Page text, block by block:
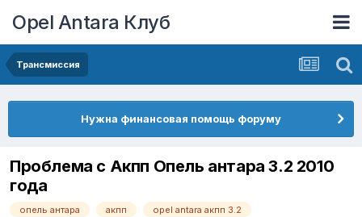
Opel Antara Клуб
Трансмиссия
Нужна финансовая помощь форуму
Проблема с Акпп Опель антара 3.2 2010
года
опель антара акпп opel antara акпп 3.2